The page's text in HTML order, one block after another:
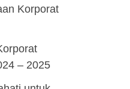
Korporat
– 2025